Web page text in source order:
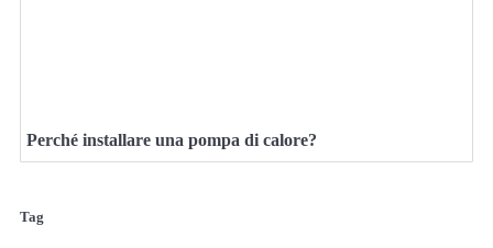
Perché installare una pompa di calore?
Tag